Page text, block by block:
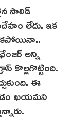
సాలిడ్
లేదు. ఇక
అన్ని
కొల్లగొట్టింది.
ఈ
ఖ‌య‌మ‌ని